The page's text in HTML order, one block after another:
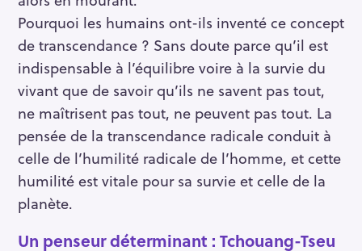
Pourquoi les humains ont-ils inventé ce concept
de transcendance ? Sans doute parce qu’il est
indispensable à l’équilibre voire à la survie du
vivant que de savoir qu’ils ne savent pas tout,
ne maîtrisent pas tout, ne peuvent pas tout. La
pensée de la transcendance radicale conduit à
celle de l’humilité radicale de l’homme, et cette
humilité est vitale pour sa survie et celle de la
planète.
Un penseur déterminant : Tchouang-Tseu